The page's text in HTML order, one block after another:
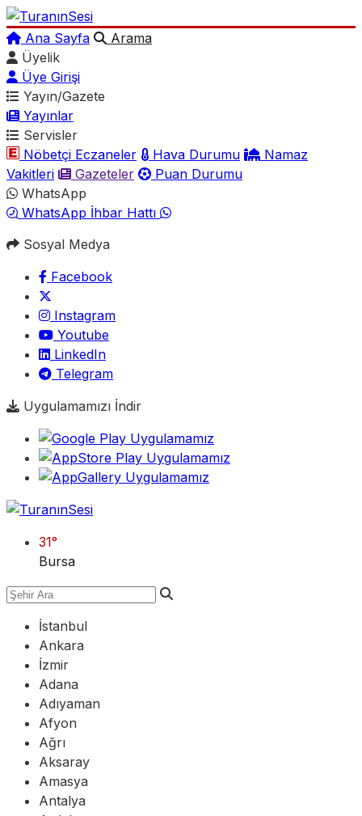
Ana Sayfa
Arama
Üyelik
Üye Girişi
Yayın/Gazete
Yayınlar
Servisler
Nöbetçi Eczaneler
Hava Durumu
Namaz
Vakitleri
Gazeteler
Puan Durumu
WhatsApp
WhatsApp İhbar Hattı
Sosyal Medya
Facebook
Instagram
Youtube
LinkedIn
Telegram
Uygulamamızı İndir
31°
Bursa
İstanbul
Ankara
İzmir
Adana
Adıyaman
Afyon
Ağrı
Aksaray
Amasya
Antalya